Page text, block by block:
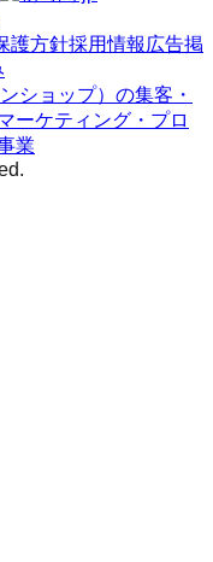
護方針採用情報 広告掲
ショップ）の集客・
ーケティング・プロ
業